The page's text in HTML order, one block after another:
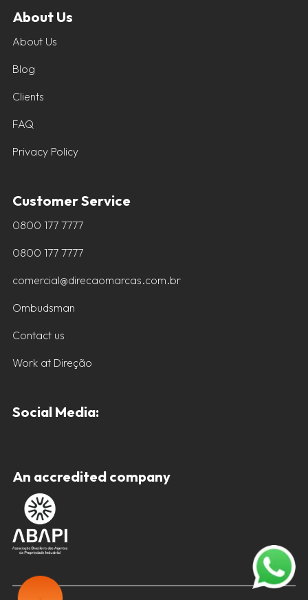
About Us
About Us
Blog
Clients
FAQ
Privacy Policy
Customer Service
0800 177 7777
0800 177 7777
comercial@direcaomarcas.com.br
Ombudsman
Contact us
Work at Direção
Social Media:
An accredited company